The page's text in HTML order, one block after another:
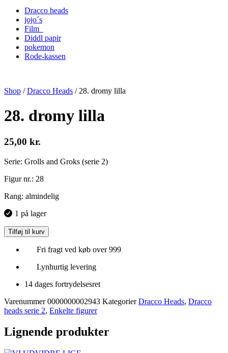
Dracco heads
jojo´s
Film
Diddl papir
pokemon
Rode-kassen
Shop /Dracco Heads / 28. dromy lilla
28. dromy lilla
25,00 kr.
Serie: Grolls and Groks (serie 2)
Figur nr.: 28
Rang: almindelig
1 på lager
Tilføj til kurv
Fri fragt ved køb over 999
Lynhurtig levering
14 dages fortrydelsesret
Varenummer0000000002943 Kategorier Dracco Heads, Dracco
heads serie 2, Enkelte figurer
Lignende produkter